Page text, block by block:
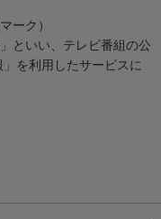
ーク）
といい、テレビ番組の公
を利用したサービスに